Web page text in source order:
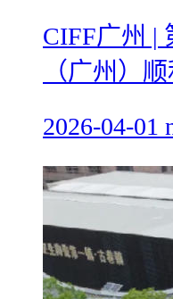
CIFF广州 |
（广州）顺
2026-04-01